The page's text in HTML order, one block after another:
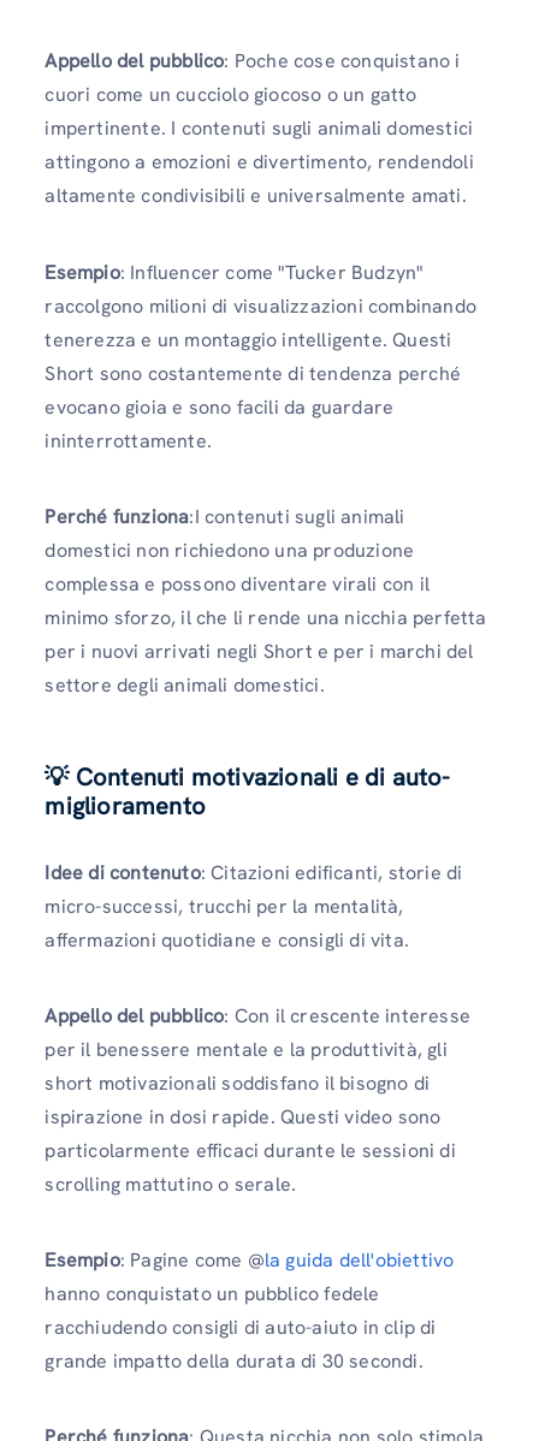
Appello del pubblico: Poche cose conquistano i
cuori come un cucciolo giocoso o un gatto
impertinente. I contenuti sugli animali domestici
attingono a emozioni e divertimento, rendendoli
altamente condivisibili e universalmente amati.
Esempio: Influencer come "Tucker Budzyn"
raccolgono milioni di visualizzazioni combinando
tenerezza e un montaggio intelligente. Questi
Short sono costantemente di tendenza perché
evocano gioia e sono facili da guardare
ininterrottamente.
Perché funziona:I contenuti sugli animali
domestici non richiedono una produzione
complessa e possono diventare virali con il
minimo sforzo, il che li rende una nicchia perfetta
per i nuovi arrivati ​​negli Short e per i marchi del
settore degli animali domestici.
💡 Contenuti motivazionali e di auto-
miglioramento
Idee di contenuto: Citazioni edificanti, storie di
micro-successi, trucchi per la mentalità,
affermazioni quotidiane e consigli di vita.
Appello del pubblico: Con il crescente interesse
per il benessere mentale e la produttività, gli
short motivazionali soddisfano il bisogno di
ispirazione in dosi rapide. Questi video sono
particolarmente efficaci durante le sessioni di
scrolling mattutino o serale.
Esempio: Pagine come @la guida dell'obiettivo
hanno conquistato un pubblico fedele
racchiudendo consigli di auto-aiuto in clip di
grande impatto della durata di 30 secondi.